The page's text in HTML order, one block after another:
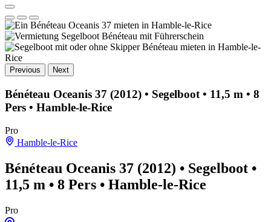
Previous Next
Bénéteau Oceanis 37 (2012) • Segelboot • 11,5 m • 8
Pers • Hamble-le-Rice
Pro
Hamble-le-Rice
Bénéteau Oceanis 37 (2012) • Segelboot •
11,5 m • 8 Pers • Hamble-le-Rice
Pro